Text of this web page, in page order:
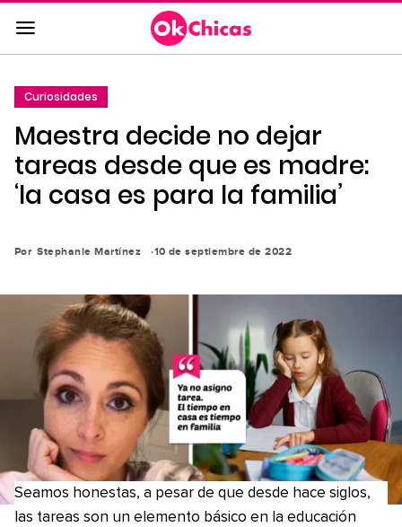
Saltar
al
contenido
a
la
navegación
principal
Curiosidades
Maestra decide no dejar
tareas desde que es madre:
‘la casa es para la familia’
Por Stephanie Martínez 10 de septiembre de 2022
Seamos honestas, a pesar de que desde hace siglos,
las tareas son un elemento básico en la educación